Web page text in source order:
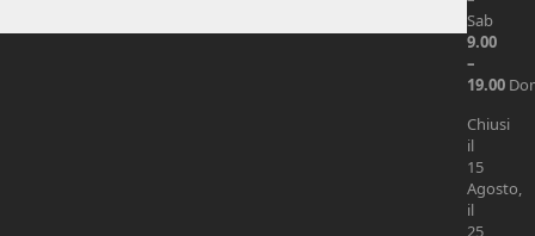
Sab
9.00
–
19.00
Chiusi
il
15
Agosto,
il
25